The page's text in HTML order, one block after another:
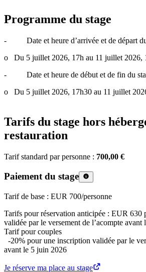
Programme du stage
- Date et heure d’arrivée et de départ
o Du 5 juillet 2026, 17h au 11 juillet 2026,
- Date et heure de début et de fin du
o Du 5 juillet 2026, 17h30 au 11 juillet
Tarifs du stage hors
restauration
Tarif standard par personne : 700,00 €
Paiement du stage
Tarif de base : EUR 700/personne
Tarifs pour réservation anticipée : EUR 630
validée par le versement de l’acompte
Tarif pour couples
-20% pour une inscription validée par le
avant le 5 juin 2026
Je réserve ma place au stage